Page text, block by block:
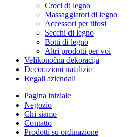
Croci di legno
Massaggiatori di legno
Accessori per tifosi
Secchi di legno
Botti di legno
Altri prodotti per voi
Velikonočna dekoracija
Decorazioni natalizie
Regali aziendali
Pagina iniziale
Negozio
Chi siamo
Contatto
Prodotti su ordinazione